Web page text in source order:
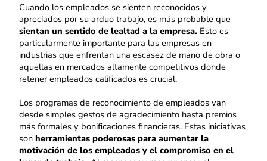
Cuando los empleados se sienten reconocidos y
apreciados por su arduo trabajo, es más probable que
sientan un sentido de lealtad a la empresa. Esto es
particularmente importante para las empresas en
industrias que enfrentan una escasez de mano de obra o
aquellas en mercados altamente competitivos donde
retener empleados calificados es crucial.
Los programas de reconocimiento de empleados van
desde simples gestos de agradecimiento hasta premios
más formales y bonificaciones financieras. Estas iniciativas
sonherramientas poderosas para aumentar la
motivación de los empleados y el compromiso en el